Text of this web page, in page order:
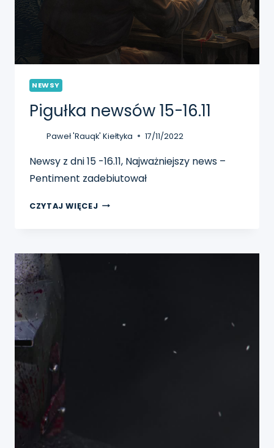
NEWSY
Pigułka newsów 15-16.11
Paweł 'Rauqk' Kiełtyka 17/11/2022
Newsy z dni 15 -16.11, Najważniejszy news –
Pentiment zadebiutował
CZYTAJ WIĘCEJ PIGUŁKA